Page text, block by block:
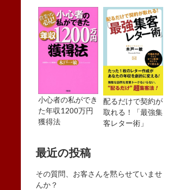
小心者の私ができ
た年収1200万円
獲得法
配るだけで契約が
取れる！「最強集
客レター術」
最近の投稿
その質問、お客さんを黙らせていませ
んか？